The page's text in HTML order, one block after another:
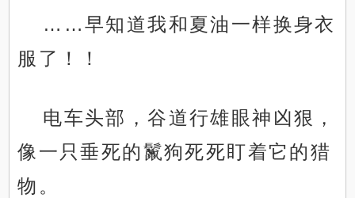
……早知道我和夏油一样换身衣
服了！！
电车头部，谷道行雄眼神凶狠，
像一只垂死的鬣狗死死盯着它的猎
物。